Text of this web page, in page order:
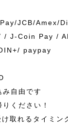
JCB/Amex/
/ J-Coin Pay /
paypay
自由です
ください！
取れるタイミン